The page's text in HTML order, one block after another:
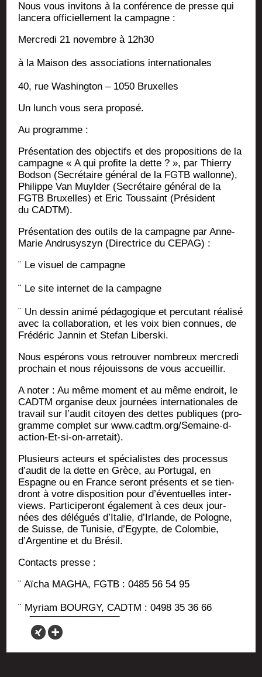
Nous vous invi­tons à la confé­rence de presse qui
lan­ce­ra offi­ciel­le­ment la campagne :
Mer­cre­di 21 novembre à 12h30
à la Mai­son des asso­cia­tions internationales
40, rue Washing­ton – 1050 Bruxelles
Un lunch vous sera proposé.
Au pro­gramme :
Pré­sen­ta­tion des objec­tifs et des pro­po­si­tions de la
cam­pagne « A qui pro­fite la dette ? », par Thier­ry
Bod­son (Secré­taire géné­ral de la FGTB wal­lonne),
Phi­lippe Van Muyl­der (Secré­taire géné­ral de la
FGTB Bruxelles) et Eric Tous­saint (Pré­sident
du CADTM).
Pré­sen­ta­tion des outils de la cam­pagne par Anne-
Marie Andru­sys­zyn (Direc­trice du CEPAG) :
¨ Le visuel de campagne
¨ Le site inter­net de la campagne
¨ Un des­sin ani­mé péda­go­gique et per­cu­tant réa­li­sé
avec la col­la­bo­ra­tion, et les voix bien connues, de
Fré­dé­ric Jan­nin et Ste­fan Liberski.
Nous espé­rons vous retrou­ver nom­breux mer­cre­di
pro­chain et nous réjouis­sons de vous accueillir.
A noter : Au même moment et au même endroit, le
CADTM orga­nise deux jour­nées inter­na­tio­nales de
tra­vail sur l’audit citoyen des dettes publiques (pro­
gramme com­plet sur www.cadtm.org/Semaine-d-
action-Et-si-on-arretait).
Plu­sieurs acteurs et spé­cia­listes des pro­ces­sus
d’audit de la dette en Grèce, au Por­tu­gal, en
Espagne ou en France seront pré­sents et se tien­
dront à votre dis­po­si­tion pour d’éventuelles inter­
views. Par­ti­ci­pe­ront éga­le­ment à ces deux jour­
nées des délé­gués d’Italie, d’Irlande, de Pologne,
de Suisse, de Tuni­sie, d’Egypte, de Colom­bie,
d’Argentine et du Brésil.
Contacts presse :
¨ Aïcha MAGHA, FGTB : 0485 56 54 95
¨ Myriam BOURGY, CADTM : 0498 35 36 66